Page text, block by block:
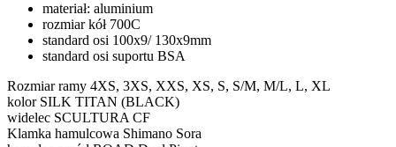
materiał: aluminium
rozmiar kół 700C
standard osi 100x9/ 130x9mm
standard osi suportu BSA
Rozmiar ramy 4XS, 3XS, XXS, XS, S, S/M, M/L, L, XL
kolor SILK TITAN (BLACK)
widelec SCULTURA CF
Klamka hamulcowa Shimano Sora